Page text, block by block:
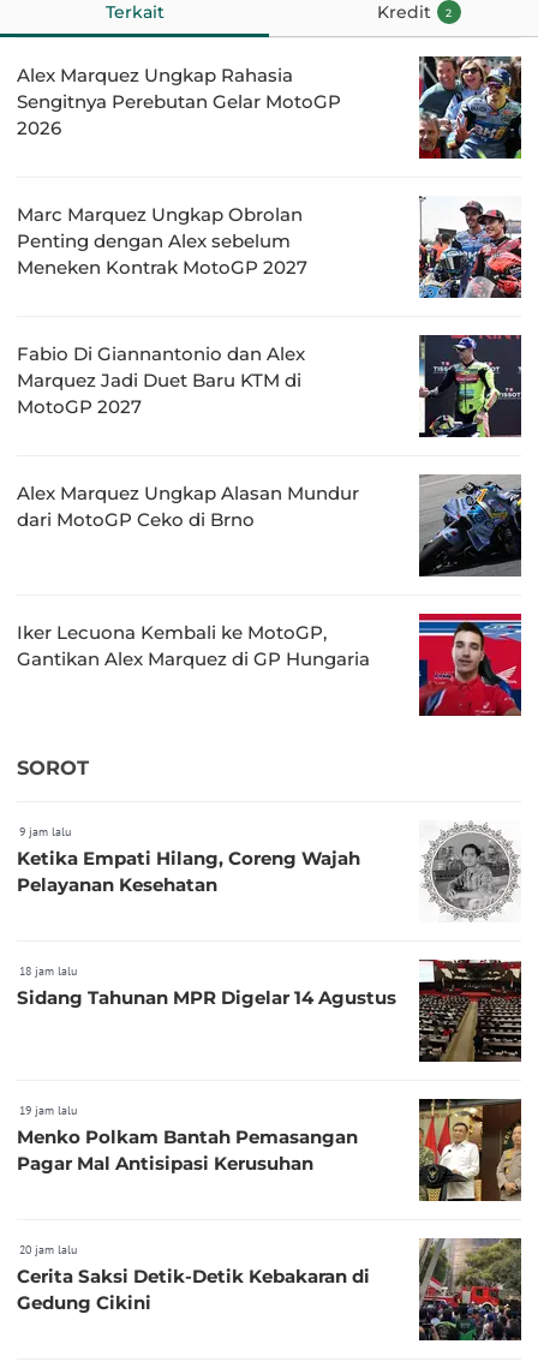
Terkait Kredit 2
Alex Marquez Ungkap Rahasia
Sengitnya Perebutan Gelar MotoGP
2026
Marc Marquez Ungkap Obrolan
Penting dengan Alex sebelum
Meneken Kontrak MotoGP 2027
Fabio Di Giannantonio dan Alex
Marquez Jadi Duet Baru KTM di
MotoGP 2027
Alex Marquez Ungkap Alasan Mundur
dari MotoGP Ceko di Brno
Iker Lecuona Kembali ke MotoGP,
Gantikan Alex Marquez di GP Hungaria
SOROT
9 jam lalu
Ketika Empati Hilang, Coreng Wajah
Pelayanan Kesehatan
18 jam lalu
Sidang Tahunan MPR Digelar 14 Agustus
19 jam lalu
Menko Polkam Bantah Pemasangan
Pagar Mal Antisipasi Kerusuhan
20 jam lalu
Cerita Saksi Detik-Detik Kebakaran di
Gedung Cikini